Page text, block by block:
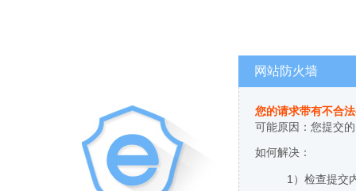
网站防火墙
您的请求带有不合
可能原因：您提交
如何解决：
1）检查提交